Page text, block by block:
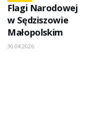
Flagi Narodowej
w Sędziszowie
Małopolskim
30.04.2026